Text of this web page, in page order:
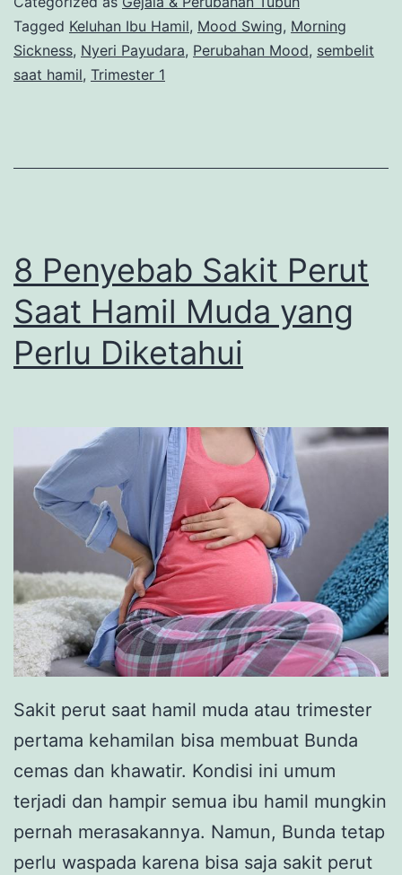
Trimester
1
yang
Tagged Keluhan Ibu Hamil, Mood Swing, Morning
Sickness, Nyeri Payudara, Perubahan Mood, sembelit
saat hamil, Trimester 1
8 Penyebab Sakit Perut
Saat Hamil Muda yang
Perlu Diketahui
Sakit perut saat hamil muda atau trimester
pertama kehamilan bisa membuat Bunda
cemas dan khawatir. Kondisi ini umum
terjadi dan hampir semua ibu hamil mungkin
pernah merasakannya. Namun, Bunda tetap
perlu waspada karena bisa saja sakit perut